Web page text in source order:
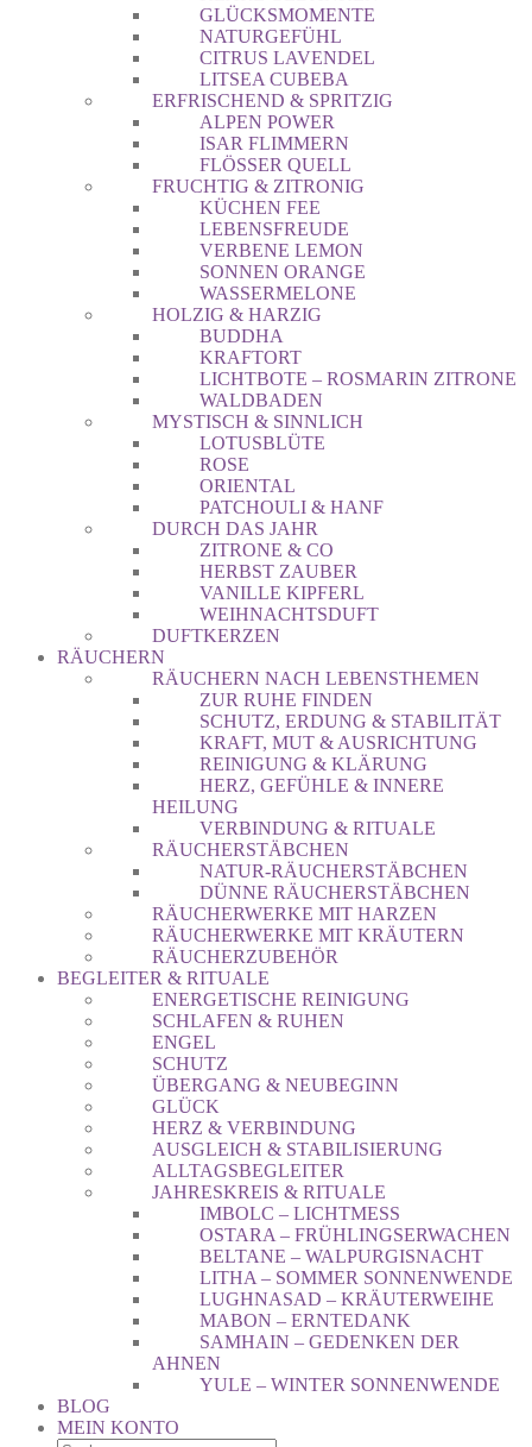
GLÜCKSMOMENTE
NATURGEFÜHL
CITRUS LAVENDEL
LITSEA CUBEBA
ERFRISCHEND & SPRITZIG
ALPEN POWER
ISAR FLIMMERN
FLÖSSER QUELL
FRUCHTIG & ZITRONIG
KÜCHEN FEE
LEBENSFREUDE
VERBENE LEMON
SONNEN ORANGE
WASSERMELONE
HOLZIG & HARZIG
BUDDHA
KRAFTORT
LICHTBOTE – ROSMARIN ZITRONE
WALDBADEN
MYSTISCH & SINNLICH
LOTUSBLÜTE
ROSE
ORIENTAL
PATCHOULI & HANF
DURCH DAS JAHR
ZITRONE & CO
HERBST ZAUBER
VANILLE KIPFERL
WEIHNACHTSDUFT
DUFTKERZEN
RÄUCHERN
RÄUCHERN NACH LEBENSTHEMEN
ZUR RUHE FINDEN
SCHUTZ, ERDUNG & STABILITÄT
KRAFT, MUT & AUSRICHTUNG
REINIGUNG & KLÄRUNG
HERZ, GEFÜHLE & INNERE
HEILUNG
VERBINDUNG & RITUALE
RÄUCHERSTÄBCHEN
NATUR-RÄUCHERSTÄBCHEN
DÜNNE RÄUCHERSTÄBCHEN
RÄUCHERWERKE MIT HARZEN
RÄUCHERWERKE MIT KRÄUTERN
RÄUCHERZUBEHÖR
BEGLEITER & RITUALE
ENERGETISCHE REINIGUNG
SCHLAFEN & RUHEN
ENGEL
SCHUTZ
ÜBERGANG & NEUBEGINN
GLÜCK
HERZ & VERBINDUNG
AUSGLEICH & STABILISIERUNG
ALLTAGSBEGLEITER
JAHRESKREIS & RITUALE
IMBOLC – LICHTMESS
OSTARA – FRÜHLINGSERWACHEN
BELTANE – WALPURGISNACHT
LITHA – SOMMER SONNENWENDE
LUGHNASAD – KRÄUTERWEIHE
MABON – ERNTEDANK
SAMHAIN – GEDENKEN DER
AHNEN
YULE – WINTER SONNENWENDE
BLOG
MEIN KONTO